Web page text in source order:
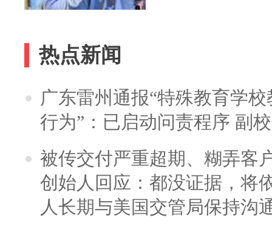
热点新闻
广东雷州通报“特殊教育学
行为”：已启动问责程序 副
被传交付严重超期、糊弄客
创始人回应：都没证据，将
人长期与美国交管局保持沟